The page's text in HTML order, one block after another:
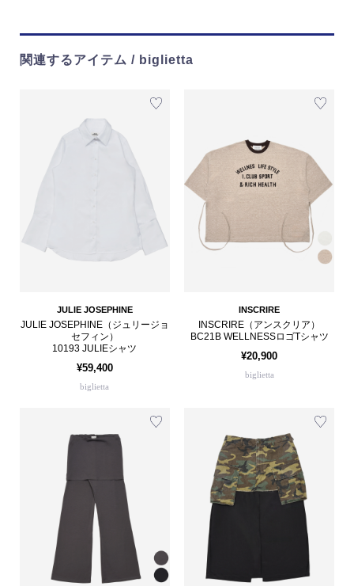
関連するアイテム / biglietta
JULIE JOSEPHINE
JULIE JOSEPHINE（ジュリージョ
セフィン）
10193 JULIEシャツ
¥59,400
biglietta
INSCRIRE
INSCRIRE（アンスクリア）
BC21B WELLNESSロゴTシャツ
¥20,900
biglietta